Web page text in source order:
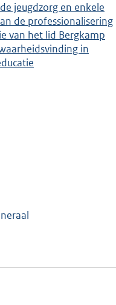
jeugdzorg en enkele
de professionalisering
van het lid Bergkamp
in